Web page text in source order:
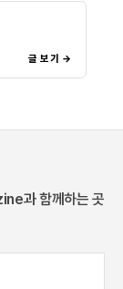
글 보기 →
과 함께하는 곳